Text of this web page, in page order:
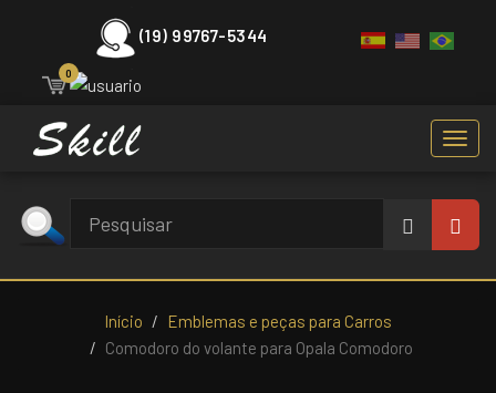
(19) 99767-5344
0
Início
Emblemas e peças para Carros
Comodoro do volante para Opala Comodoro